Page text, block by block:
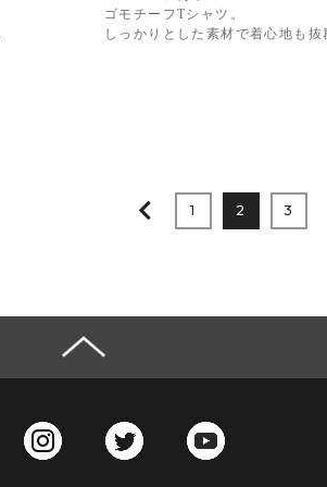
ゴモチーフTシャツ。
しっかりとした素材で着心地も抜
1 2 3